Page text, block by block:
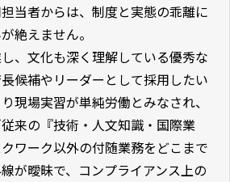
当者からは、制度と実態の乖離に
絶えません。
し、文化も深く理解している優秀な
候補やリーダーとして採用したい
現場実習が単純労働とみなされ、
来の『技術・人文知識・国際業
ワーク以外の付随業務をどこまで
が曖昧で、コンプライアンス上の